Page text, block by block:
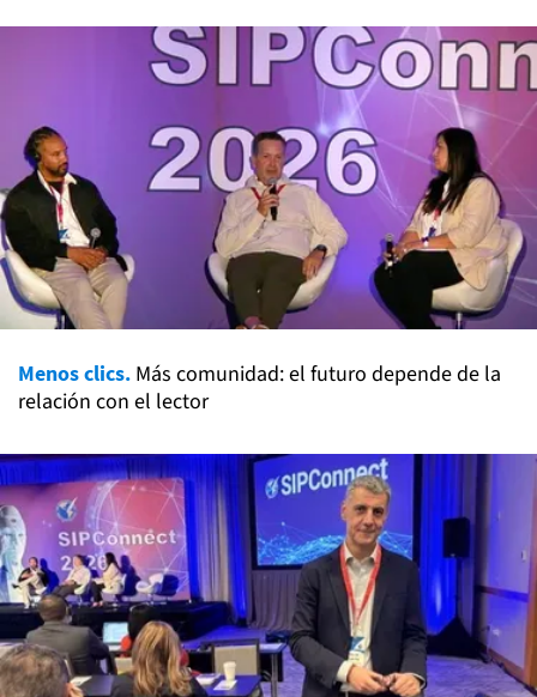
Menos clics. Más comunidad: el futuro depende de la
relación con el lector